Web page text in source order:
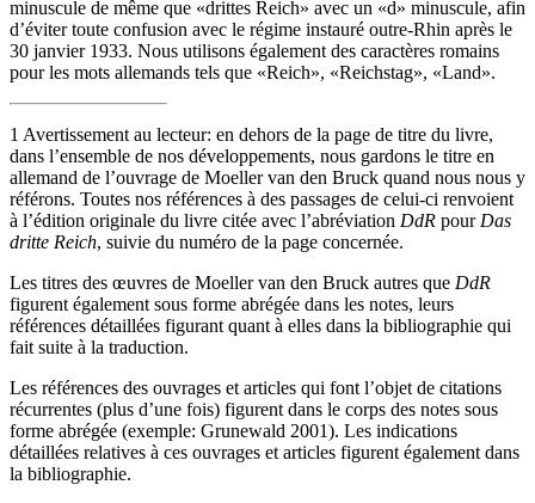
minuscule de même que «drittes Reich» avec un «d» minuscule, afin
d’éviter toute confusion avec le régime instauré outre-Rhin après le
30 janvier 1933. Nous utilisons également des caractères romains
pour les mots allemands tels que «Reich», «Reichstag», «Land».
1 Avertissement au lecteur: en dehors de la page de titre du livre,
dans l’ensemble de nos développements, nous gardons le titre en
allemand de l’ouvrage de Moeller van den Bruck quand nous nous y
référons. Toutes nos références à des passages de celui-ci renvoient
à l’édition originale du livre citée avec l’abréviation DdR pour Das
dritte Reich, suivie du numéro de la page concernée.
Les titres des œuvres de Moeller van den Bruck autres que DdR
figurent également sous forme abrégée dans les notes, leurs
références détaillées figurant quant à elles dans la bibliographie qui
fait suite à la traduction.
Les références des ouvrages et articles qui font l’objet de citations
récurrentes (plus d’une fois) figurent dans le corps des notes sous
forme abrégée (exemple: Grunewald 2001). Les indications
détaillées relatives à ces ouvrages et articles figurent également dans
la bibliographie.